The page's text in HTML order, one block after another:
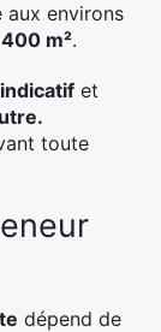
aux environs
400 m².
et
toute
dépend de